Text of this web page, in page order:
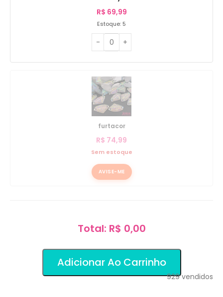
R$ 69,99
Estoque: 5
furtacor
R$ 74,99
Sem estoque
AVISE-ME
Total: R$ 0,00
Adicionar Ao Carrinho
929vendidos